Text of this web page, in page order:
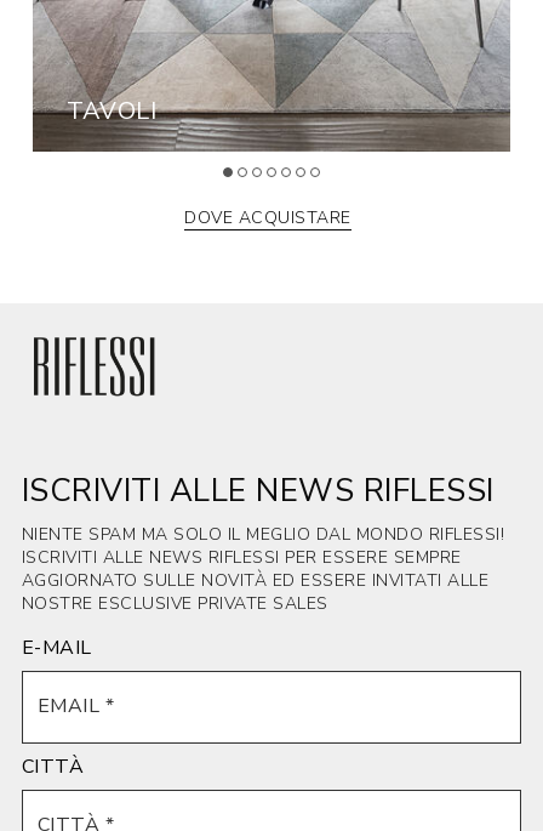
TAVOLI
DOVE ACQUISTARE
ISCRIVITI ALLE NEWS RIFLESSI
NIENTE SPAM MA SOLO IL MEGLIO DAL MONDO RIFLESSI!
ISCRIVITI ALLE NEWS RIFLESSI PER ESSERE SEMPRE
AGGIORNATO SULLE NOVITÀ ED ESSERE INVITATI ALLE
NOSTRE ESCLUSIVE PRIVATE SALES
E-MAIL
CITTÀ